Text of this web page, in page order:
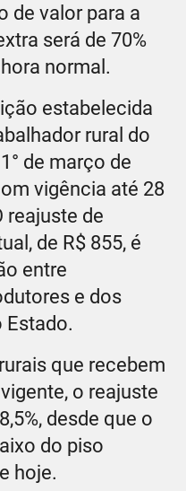
de valor para a
será de 70%
normal.
estabelecida
rural do
de março de
vigência até 28
reajuste de
de R$ 855, é
entre
e dos
Estado.
que recebem
o reajuste
desde que o
do piso
hoje.